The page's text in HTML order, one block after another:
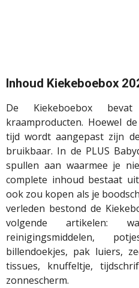
Inhoud Kiekeboebox
De Kiekeboebox
kraamproducten. Hoewel
tijd wordt aangepast zijn
bruikbaar. In de PLUS
spullen aan waarmee je
complete inhoud bestaat
ook zou kopen als je
verleden bestond de
volgende artikelen:
reinigingsmiddelen,
billendoekjes, pak luiers,
tissues, knuffeltje,
zonnescherm.